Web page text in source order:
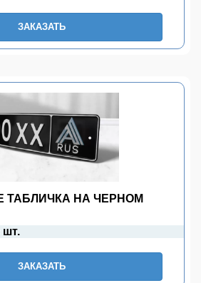
ЗАКАЗАТЬ
ТАБЛИЧКА НА ЧЕРНОМ
шт.
ЗАКАЗАТЬ